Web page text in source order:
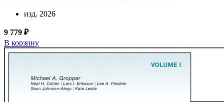
изд. 2026
9 779 ₽
В корзину